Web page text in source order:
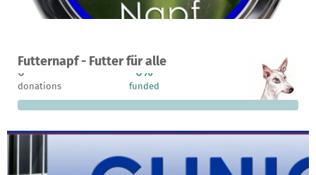
Futternapf - Futter für alle
A project in Madrid, Spain
0
donations
0%
funded
€5,750
still needed